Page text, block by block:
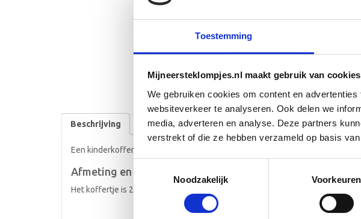
Toestemming
Mijneersteklompjes.nl maakt gebruik van cookies
We gebruiken cookies om content en
websiteverkeer te analyseren. Ook delen we
media, adverteren en analyse. Deze partners
verstrekt of die ze hebben verzameld op basis
Noodzakelijk
Voorkeuren
Beschrijving
Een kinderkoffer met naam en het design van het geboortekaartje? Een
Afmeting en bewerking
Het koffertje is 25cm breed en wordt aan één zijde beschilderd.